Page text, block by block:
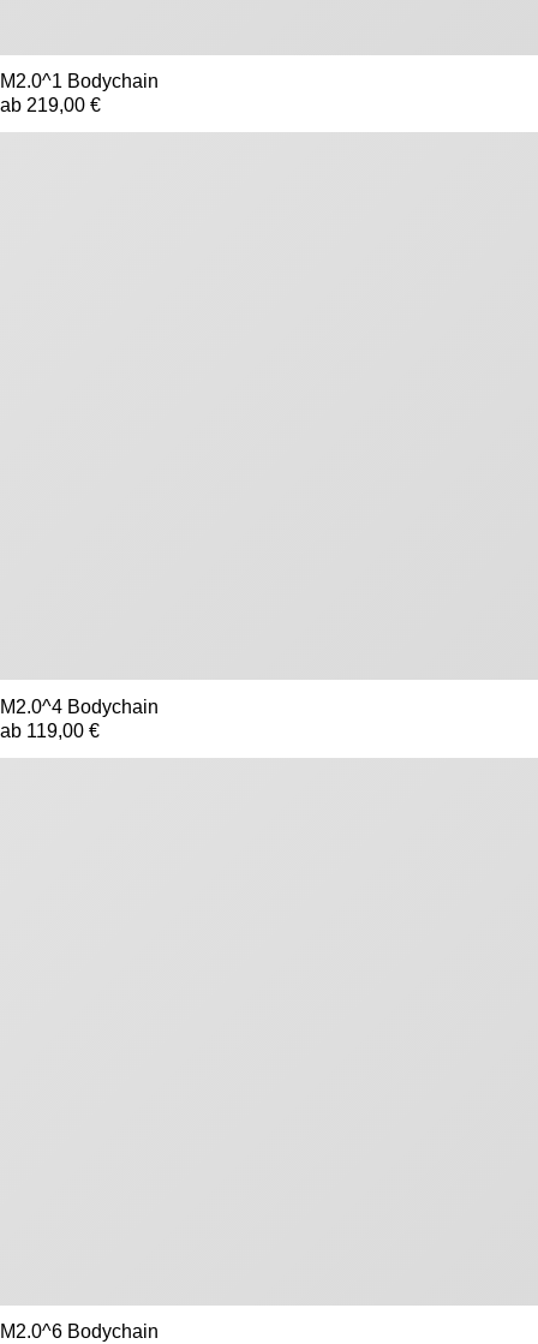
DIE DESIGNERIN
KNOW-HOW
M2.0^1 Bodychain
ab 219,00 €
M2.0^4 Bodychain
ab 119,00 €
M2.0^6 Bodychain